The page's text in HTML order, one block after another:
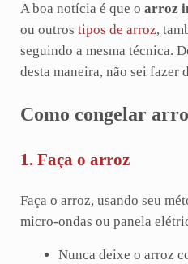
A boa notícia é que o arroz
ou outros tipos de arroz,
seguindo a mesma técnica.
desta maneira, não sei fazer
Como congelar
1. Faça o arroz
Faça o arroz, usando seu
micro-ondas ou panela
Nunca deixe o arroz